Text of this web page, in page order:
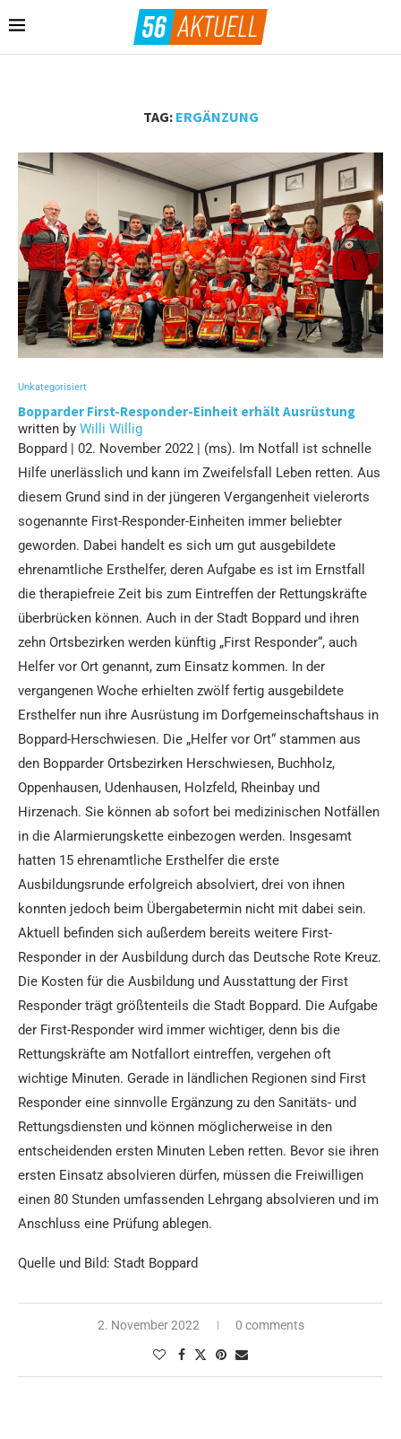
TAG: ERGÄNZUNG
Unkategorisiert
Bopparder First-Responder-Einheit erhält Ausrüstung
written by Willi Willig
Boppard | 02. November 2022 | (ms). Im Notfall ist schnelle
Hilfe unerlässlich und kann im Zweifelsfall Leben retten. Aus
diesem Grund sind in der jüngeren Vergangenheit vielerorts
sogenannte First-Responder-Einheiten immer beliebter
geworden. Dabei handelt es sich um gut ausgebildete
ehrenamtliche Ersthelfer, deren Aufgabe es ist im Ernstfall
die therapiefreie Zeit bis zum Eintreffen der Rettungskräfte
überbrücken können. Auch in der Stadt Boppard und ihren
zehn Ortsbezirken werden künftig „First Responder“, auch
Helfer vor Ort genannt, zum Einsatz kommen. In der
vergangenen Woche erhielten zwölf fertig ausgebildete
Ersthelfer nun ihre Ausrüstung im Dorfgemeinschaftshaus in
Boppard-Herschwiesen. Die „Helfer vor Ort“ stammen aus
den Bopparder Ortsbezirken Herschwiesen, Buchholz,
Oppenhausen, Udenhausen, Holzfeld, Rheinbay und
Hirzenach. Sie können ab sofort bei medizinischen Notfällen
in die Alarmierungskette einbezogen werden. Insgesamt
hatten 15 ehrenamtliche Ersthelfer die erste
Ausbildungsrunde erfolgreich absolviert, drei von ihnen
konnten jedoch beim Übergabetermin nicht mit dabei sein.
Aktuell befinden sich außerdem bereits weitere First-
Responder in der Ausbildung durch das Deutsche Rote Kreuz.
Die Kosten für die Ausbildung und Ausstattung der First
Responder trägt größtenteils die Stadt Boppard. Die Aufgabe
der First-Responder wird immer wichtiger, denn bis die
Rettungskräfte am Notfallort eintreffen, vergehen oft
wichtige Minuten. Gerade in ländlichen Regionen sind First
Responder eine sinnvolle Ergänzung zu den Sanitäts- und
Rettungsdiensten und können möglicherweise in den
entscheidenden ersten Minuten Leben retten. Bevor sie ihren
ersten Einsatz absolvieren dürfen, müssen die Freiwilligen
einen 80 Stunden umfassenden Lehrgang absolvieren und im
Anschluss eine Prüfung ablegen.
Quelle und Bild: Stadt Boppard
2. November 2022 0 comments